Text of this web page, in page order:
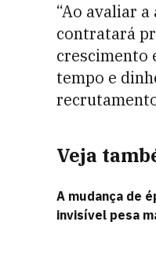
“Ao avaliar
contratará
crescimento
tempo e
Veja
A mudança de
invisível pesa